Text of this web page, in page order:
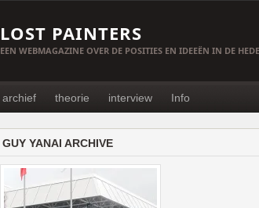
LOST PAINTERS
EEN WEBMAGAZINE OVER DE POSITIES EN IDEEËN IN DE
archief theorie interview Info
GUY YANAI ARCHIVE